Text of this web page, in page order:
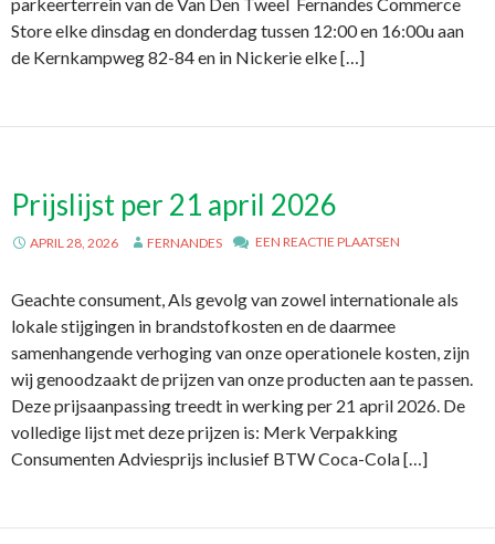
Store elke dinsdag en donderdag tussen 12:00 en 16:00u aan
de Kernkampweg 82-84 en in Nickerie elke […]
Prijslijst per 21 april 2026
APRIL 28, 2026 FERNANDES EEN REACTIE PLAATSEN
Geachte consument, Als gevolg van zowel internationale als
lokale stijgingen in brandstofkosten en de daarmee
samenhangende verhoging van onze operationele kosten, zijn
wij genoodzaakt de prijzen van onze producten aan te passen.
Deze prijsaanpassing treedt in werking per 21 april 2026. De
volledige lijst met deze prijzen is: Merk Verpakking
Consumenten Adviesprijs inclusief BTW Coca-Cola […]